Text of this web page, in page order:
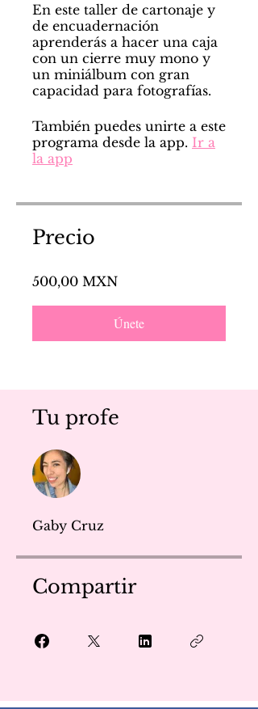
En este taller de cartonaje y
de encuadernación
aprenderás a hacer una caja
con un cierre muy mono y
un miniálbum con gran
capacidad para fotografías.
También puedes unirte a este
programa desde la app. Ir a
la app
Precio
500,00 MXN
Únete
Tu profe
Gaby Cruz
Compartir